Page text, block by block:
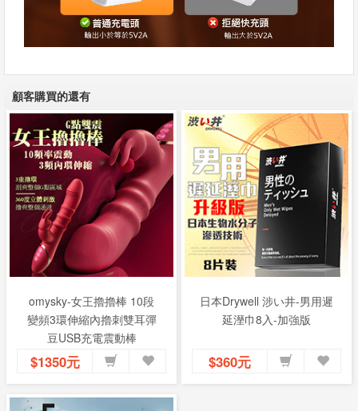
顧客購買的還有
omysky-女王擼擼棒 10段
變頻3環伸縮內擼刺雙耳彈
豆USB充電震動棒
$1350元
日本Drywell 涉い井-男用遲
延溼巾8入-加強版
$360元